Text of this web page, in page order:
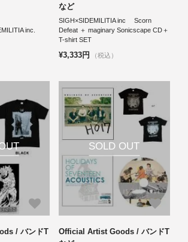
inc.
など
SIGH×SIDEMILITIA inc Scorn
Defeat ＋ maginary Sonicscape CD＋
T-shirt SET
¥3,333円 （税込）
/ バンドT
SOLD OUT
Official Artist Goods / バンドT